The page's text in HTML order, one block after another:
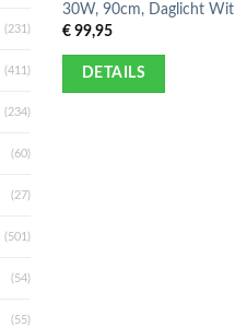
(231)
(411)
(234)
(60)
(27)
(501)
(54)
(55)
30W, 90cm, Daglicht Wit
€ 99,95
DETAILS